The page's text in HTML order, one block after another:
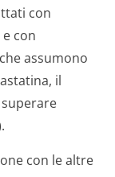
con
con
assumono
il
con le altre